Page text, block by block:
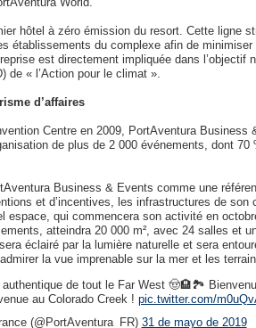
hôtel à zéro émission du resort. Cette ligne
établissements du complexe afin de minimiser
est directement impliquée dans l’objectif
de « l’Action pour le climat ».
d’affaires
Centre en 2009, PortAventura Business
de plus de 2 000 événements, dont 70
Business & Events comme une
et d’incentives, les infrastructures de son
espace, qui commencera son activité en
atteindra 20 000 m², avec 24 salles et
éclairé par la lumière naturelle et sera
la vue imprenable sur la mer et les
authentique de tout le Far West 🤠🏨🏞
au Colorado Creek ! pic.twitter.com/
(@PortAventura_FR) 31 de mayo de 2019